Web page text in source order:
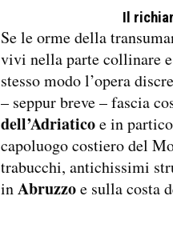
Il
Se le orme della
vivi nella parte collinare
stesso modo l’opera
– seppur breve – fascia
dell’Adriaticoe in
capoluogo costiero del
trabucchi, antichissimi
inAbruzzoe sulla costa